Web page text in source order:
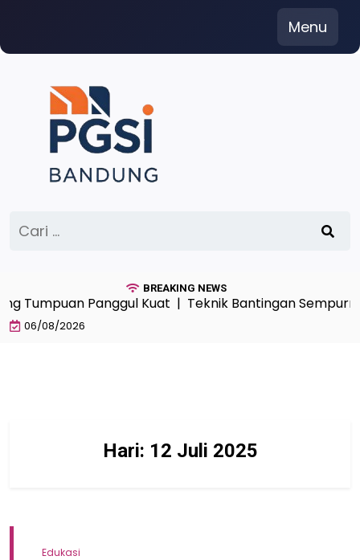
content
Menu
untuk:
BREAKING NEWS
Panggul Kuat |Teknik Bantingan Sempurna di
06/08/2026
Hari: 12 Juli 2025
Edukasi